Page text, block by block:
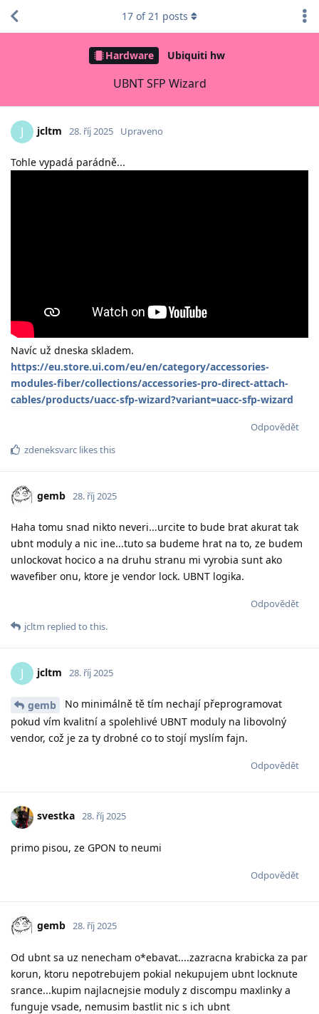
Hardware Ubiquiti hw
UBNT SFP Wizard
17 of21 posts
J jcltm 28. říj 2025 Upraveno
Tohle vypadá parádně...
Navíc už dneska skladem.
https://eu.store.ui.com/eu/en/category/accessories-
modules-fiber/collections/accessories-pro-direct-attach-
cables/products/uacc-sfp-wizard?variant=uacc-sfp-wizard
Odpovědět
zdeneksvarc likes this
gemb 28. říj 2025
Haha tomu snad nikto neveri...urcite to bude brat akurat tak
ubnt moduly a nic ine...tuto sa budeme hrat na to, ze budem
unlockovat hocico a na druhu stranu mi vyrobia sunt ako
wavefiber onu, ktore je vendor lock. UBNT logika.
Odpovědět
jcltm replied to this.
J jcltm 28. říj 2025
gemb
No minimálně tě tím nechají přeprogramovat
pokud vím kvalitní a spolehlivé UBNT moduly na libovolný
vendor, což je za ty drobné co to stojí myslím fajn.
Odpovědět
svestka 28. říj 2025
primo pisou, ze GPON to neumi
Odpovědět
gemb 28. říj 2025
Od ubnt sa uz nenecham o*ebavat....zazracna krabicka za par
korun, ktoru nepotrebujem pokial nekupujem ubnt locknute
srance...kupim najlacnejsie moduly z discompu maxlinky a
funguje vsade, nemusim bastlit nic s ich ubnt